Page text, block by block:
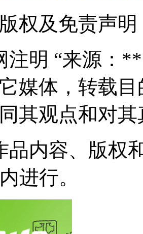
版权及免责声明
注明 “来源：
媒体，转载
其观点和对
品内容、版权
进行。